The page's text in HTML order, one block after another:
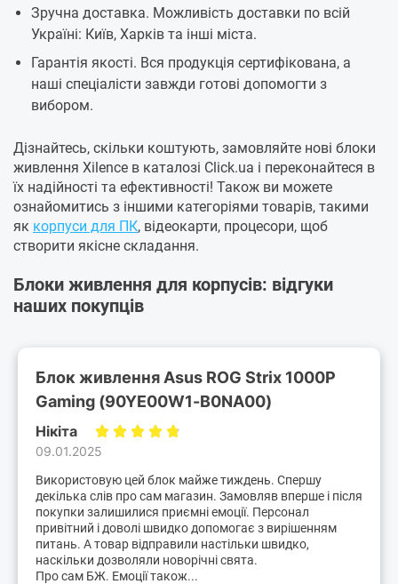
Зручна доставка. Можливість доставки по всій
Україні: Київ, Харків та інші міста.
Гарантія якості. Вся продукція сертифікована, а
наші спеціалісти завжди готові допомогти з
вибором.
Дізнайтесь, скільки коштують, замовляйте нові блоки
живлення Xilence в каталозі Click.ua і переконайтеся в
їх надійності та ефективності! Також ви можете
ознайомитись з іншими категоріями товарів, такими
як корпуси для ПК, відеокарти, процесори, щоб
створити якісне складання.
Блоки живлення для корпусів: відгуки
наших покупців
Блок живлення Asus ROG Strix 1000P
Gaming (90YE00W1-B0NA00)
Нікіта
09.01.2025
Використовую цей блок майже тиждень. Спершу
декілька слів про сам магазин. Замовляв вперше і після
покупки залишилися приємні емоції. Персонал
привітний і доволі швидко допомогає з вирішенням
питань. А товар відправили настільки швидко,
наскільки дозволяли новорічні свята.
Про сам БЖ. Емоції також...